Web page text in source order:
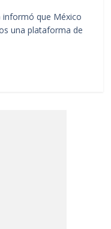
informó que México
una plataforma de